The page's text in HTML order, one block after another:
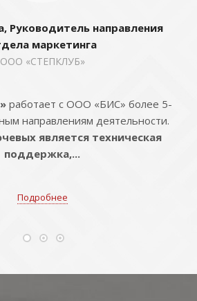
Руководитель направления
маркетинга
ООО «СТЕПКЛУБ»
работает с ООО «БИС» более 5-
направлениям деятельности.
является техническая
поддержка,...
Подробнее